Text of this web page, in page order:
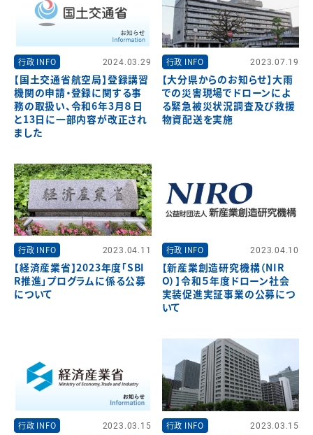
行政 INFO 2024.03.29
【国土交通省航空局】登録講習
機関の申請・登録に関する事
務の取扱い、令和6年3月８日
と13日に一部内容が改正され
ました
行政 INFO 2023.07.19
【大分県からのお知らせ】大雨
での災害現場でドローンによ
る緊急被災状況調査及び救援
物資配送を実施
行政 INFO 2023.04.11
【経済産業省】2023年度「SBI
R推進」プログラムに係る公募
について
行政 INFO 2023.04.10
【新産業創造研究機構（NIR
O）】令和５年度ドローン社会
実装促進実証事業の公募につ
いて
行政 INFO 2023.03.15 行政 INFO 2023.03.15